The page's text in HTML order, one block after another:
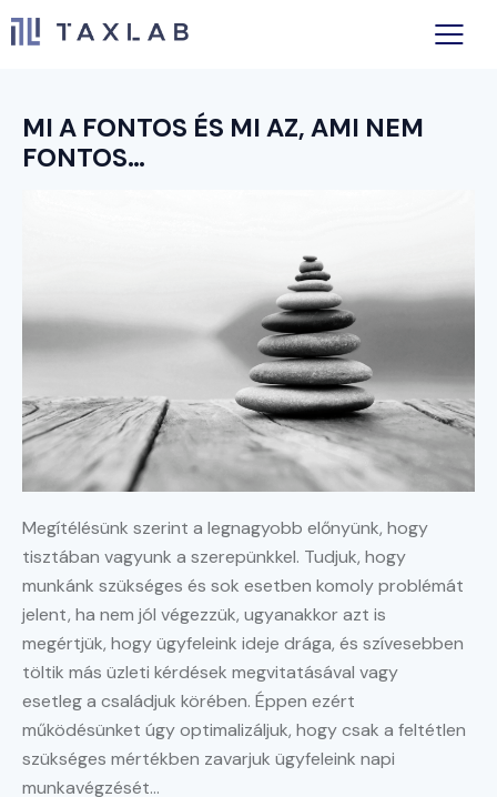
MI A FONTOS ÉS MI AZ, AMI NEM
FONTOS…
Megítélésünk szerint a legnagyobb előnyünk, hogy
tisztában vagyunk a szerepünkkel. Tudjuk, hogy
munkánk szükséges és sok esetben komoly problémát
jelent, ha nem jól végezzük, ugyanakkor azt is
megértjük, hogy ügyfeleink ideje drága, és szívesebben
töltik más üzleti kérdések megvitatásával vagy
esetleg a családjuk körében. Éppen ezért
működésünket úgy optimalizáljuk, hogy csak a feltétlen
szükséges mértékben zavarjuk ügyfeleink napi
munkavégzését…